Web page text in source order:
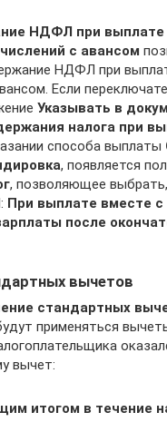
НДФЛ при выплате
с авансом
НДФЛ при
Если
Указывать в
налога при
способа выплаты
, появляется
, позволяющее
При выплате вместе с
после
вычетов
стандартных
применяться
вычет:
итогом в течение